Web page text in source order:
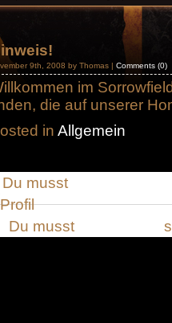
9th, 2008 by Thomas | Comments (0)
im
die auf unserer
in Allgemein
Du musst
Profil
Du musst